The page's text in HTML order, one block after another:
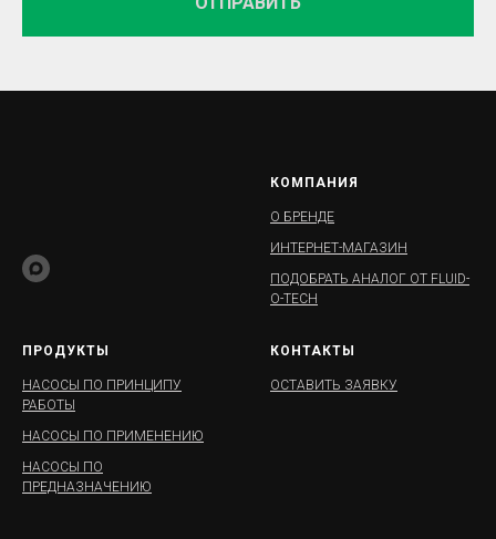
КОМПАНИЯ
О БРЕНДЕ
ИНТЕРНЕТ-МАГАЗИН
ПОДОБРАТЬ АНАЛОГ ОТ FLUID-
O-TECH
ПРОДУКТЫ
НАСОСЫ ПО ПРИНЦИПУ
РАБОТЫ
НАСОСЫ ПО ПРИМЕНЕНИЮ
НАСОСЫ ПО
ПРЕДНАЗНАЧЕНИЮ
КОНТАКТЫ
ОСТАВИТЬ ЗАЯВКУ